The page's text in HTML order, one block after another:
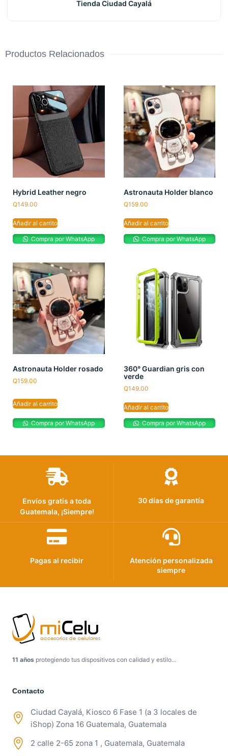
Tienda Ciudad Cayalá
Productos Relacionados
Hybrid Leather negro
Q149.00
Añadir al carrito
Compra por WhatsApp
Astronauta Holder blanco
Q159.00
Añadir al carrito
Compra por WhatsApp
Astronauta Holder rosado
Q159.00
Añadir al carrito
Compra por WhatsApp
360° Guardian gris con
verde
Q149.00
Añadir al carrito
Compra por WhatsApp
Envíos gratis a toda
Guatemala, ¡Siempre!
30 días de garantía
Pagas al recibir
Atención personalizada
siempre
11 años protegiendo tus dispositivos con calidad y estilo…
Contacto
Ciudad Cayalá, Kiosco 6 Fase 1 (a 3 locales de
iShop) Zona 16 Guatemala, Guatemala
2 calle 2-65 zona 1 , Guatemala, Guatemala